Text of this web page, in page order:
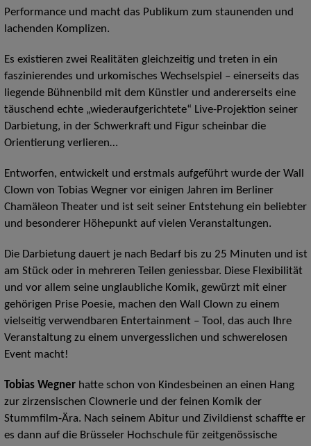
Performance und macht das Publikum zum staunenden und
lachenden Komplizen.
Es existieren zwei Realitäten gleichzeitig und treten in ein
faszinierendes und urkomisches Wechselspiel – einerseits das
liegende Bühnenbild mit dem Künstler und andererseits eine
täuschend echte „wiederaufgerichtete“ Live-Projektion seiner
Darbietung, in der Schwerkraft und Figur scheinbar die
Orientierung verlieren…
Entworfen, entwickelt und erstmals aufgeführt wurde der Wall
Clown von Tobias Wegner vor einigen Jahren im Berliner
Chamäleon Theater und ist seit seiner Entstehung ein beliebter
und besonderer Höhepunkt auf vielen Veranstaltungen.
Die Darbietung dauert je nach Bedarf bis zu 25 Minuten und ist
am Stück oder in mehreren Teilen geniessbar. Diese Flexibilität
und vor allem seine unglaubliche Komik, gewürzt mit einer
gehörigen Prise Poesie, machen den Wall Clown zu einem
vielseitig verwendbaren Entertainment – Tool, das auch Ihre
Veranstaltung zu einem unvergesslichen und schwerelosen
Event macht!
Tobias Wegner hatte schon von Kindesbeinen an einen Hang
zur zirzensischen Clownerie und der feinen Komik der
Stummfilm-Ära. Nach seinem Abitur und Zivildienst schaffte er
es dann auf die Brüsseler Hochschule für zeitgenössische